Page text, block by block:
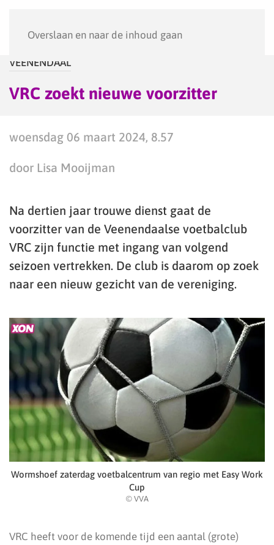
Overslaan en naar de inhoud gaan
VEENENDAAL
VRC zoekt nieuwe voorzitter
woensdag 06 maart 2024, 8.57
door Lisa Mooijman
Na dertien jaar trouwe dienst gaat de
voorzitter van de Veenendaalse voetbalclub
VRC zijn functie met ingang van volgend
seizoen vertrekken. De club is daarom op zoek
naar een nieuw gezicht van de vereniging.
Wormshoef zaterdag voetbalcentrum van regio met Easy Work
Cup
© VVA
VRC heeft voor de komende tijd een aantal (grote)